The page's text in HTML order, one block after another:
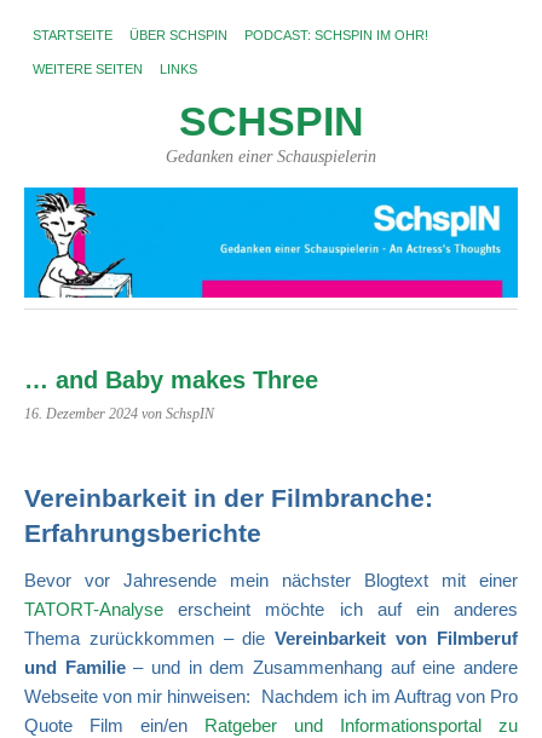
STARTSEITE ÜBER SCHSPIN PODCAST: SCHSPIN IM OHR!
WEITERE SEITEN LINKS
SCHSPIN
Gedanken einer Schauspielerin
… and Baby makes Three
16. Dezember 2024 von SchspIN
Vereinbarkeit in der Filmbranche:
Erfahrungsberichte
Bevor vor Jahresende mein nächster Blogtext mit einer
TATORT-Analyse erscheint möchte ich auf ein anderes
Thema zurückkommen – dieVereinbarkeit von Filmberuf
und Familie– und in dem Zusammenhang auf eine andere
Webseite von mir hinweisen: Nachdem ich im Auftrag von Pro
Quote Film ein/en Ratgeber und Informationsportal zu